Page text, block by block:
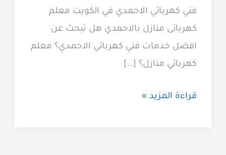
فني كهربائي الاحمدي في الكويت معلم
كهربائى منازل بالاحمدي هل تبحث عن
افضل خدمات فني كهربائي الاحمدي؟ معلم
كهربائي منازل؟ […]
كهربائي
قراءة المزيد »